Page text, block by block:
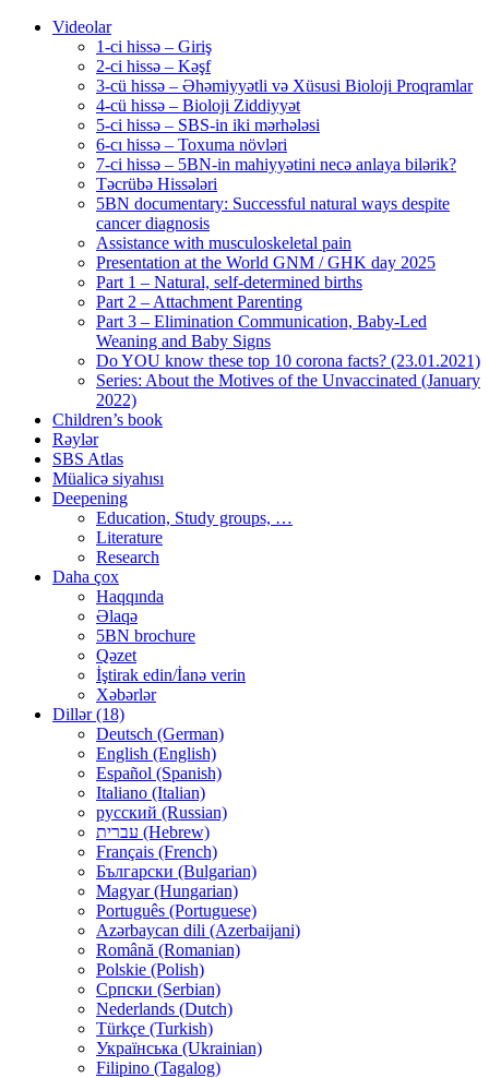
Videolar
1-ci hissə – Giriş
2-ci hissə – Kəşf
3-cü hissə – Əhəmiyyətli və Xüsusi Bioloji Proqramlar
4-cü hissə – Bioloji Ziddiyyət
5-ci hissə – SBS-in iki mərhələsi
6-cı hissə – Toxuma növləri
7-ci hissə – 5BN-in mahiyyətini necə anlaya bilərik?
Təcrübə Hissələri
5BN documentary: Successful natural ways despite
cancer diagnosis
Assistance with musculoskeletal pain
Presentation at the World GNM / GHK day 2025
Part 1 – Natural, self-determined births
Part 2 – Attachment Parenting
Part 3 – Elimination Communication, Baby-Led
Weaning and Baby Signs
Do YOU know these top 10 corona facts? (23.01.2021)
Series: About the Motives of the Unvaccinated (January
2022)
Children’s book
Rəylər
SBS Atlas
Müalicə siyahısı
Deepening
Education, Study groups, …
Literature
Research
Daha çox
Haqqında
Əlaqə
5BN brochure
Qəzet
İştirak edin/İanə verin
Xəbərlər
Dillər (18)
Deutsch (German)
English (English)
Español (Spanish)
Italiano (Italian)
русский (Russian)
עברית (Hebrew)
Français (French)
Български (Bulgarian)
Magyar (Hungarian)
Português (Portuguese)
Azərbaycan dili (Azerbaijani)
Română (Romanian)
Polskie (Polish)
Српски (Serbian)
Nederlands (Dutch)
Türkçe (Turkish)
Українська (Ukrainian)
Filipino (Tagalog)